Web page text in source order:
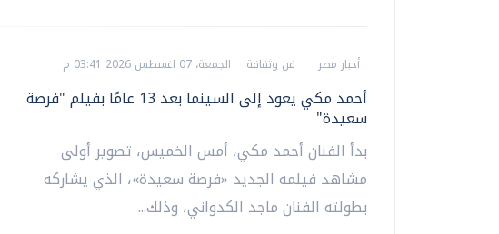
أخبار مصر فن وثقافة الجمعة، 07 اغسطس 2026 03:41 م
أحمد مكي يعود إلى السينما بعد 13 عامًا بفيلم "فرصة
سعيدة"
‏بدأ الفنان أحمد مكي، أمس الخميس، تصوير أولى
مشاهد فيلمه الجديد «فرصة سعيدة»، الذي يشاركه
بطولته الفنان ماجد الكدواني، وذلك...